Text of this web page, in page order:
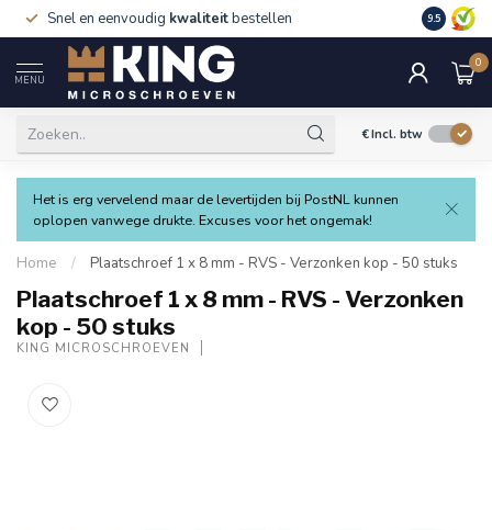
Snel en eenvoudig kwaliteitbestellen 9.5
MENU
0
€Incl. btw
Het is erg vervelend maar de levertijden bij PostNL kunnen
oplopen vanwege drukte. Excuses voor het ongemak!
Home / Plaatschroef 1 x 8 mm - RVS - Verzonken kop - 50 stuks
Plaatschroef 1 x 8 mm - RVS - Verzonken
kop - 50 stuks
KING MICROSCHROEVEN